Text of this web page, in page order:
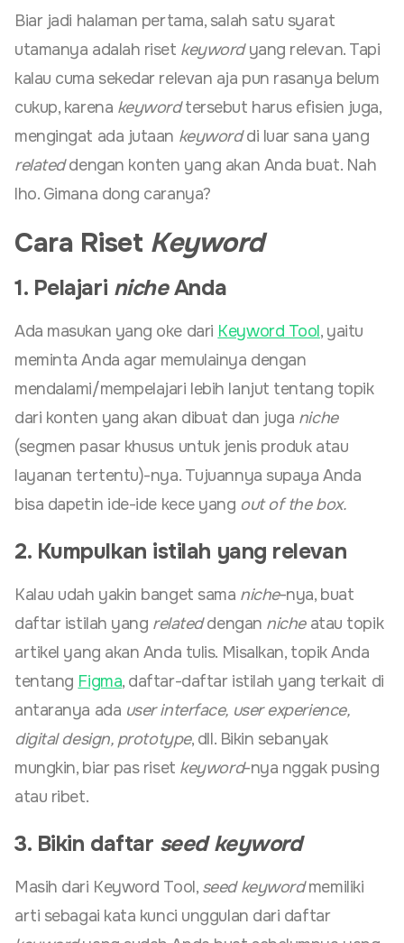
Biar jadi halaman pertama, salah satu syarat
utamanya adalah riset keywordyang relevan. Tapi
kalau cuma sekedar relevan aja pun rasanya belum
cukup, karena keywordtersebut harus efisien juga,
mengingat ada jutaan keyworddi luar sana yang
relateddengan konten yang akan Anda buat. Nah
lho. Gimana dong caranya?
Cara Riset Keyword
1. Pelajari nicheAnda
Ada masukan yang oke dari Keyword Tool, yaitu
meminta Anda agar memulainya dengan
mendalami/mempelajari lebih lanjut tentang topik
dari konten yang akan dibuat dan juga niche
(segmen pasar khusus untuk jenis produk atau
layanan tertentu)-nya. Tujuannya supaya Anda
bisa dapetin ide-ide kece yang out of the box.
2. Kumpulkan istilah yang relevan
Kalau udah yakin banget sama niche-nya, buat
daftar istilah yang relateddengan nicheatau topik
artikel yang akan Anda tulis. Misalkan, topik Anda
tentang Figma, daftar-daftar istilah yang terkait di
antaranya ada user interface, user experience,
digital design, prototype, dll. Bikin sebanyak
mungkin, biar pas riset keyword-nya nggak pusing
atau ribet.
3. Bikin daftar seed keyword
Masih dari Keyword Tool, seed keywordmemiliki
arti sebagai kata kunci unggulan dari daftar